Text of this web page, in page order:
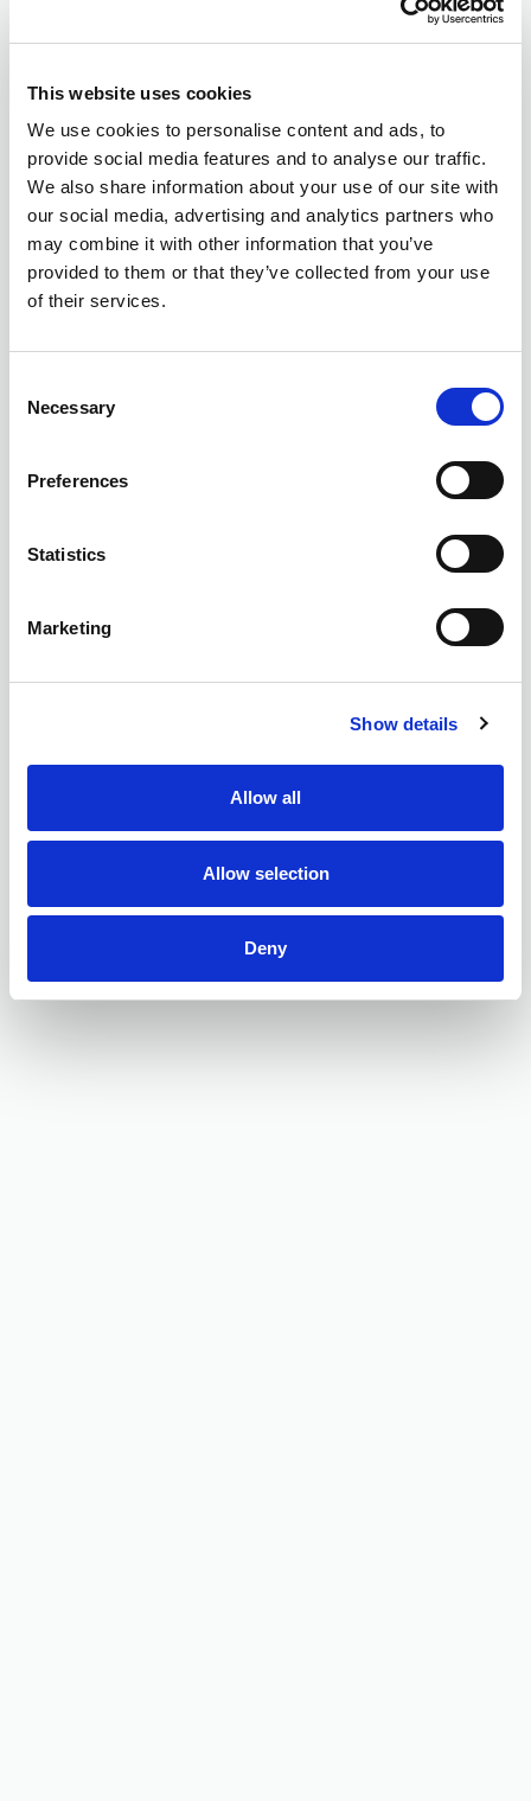
This website uses cookies
We use cookies to personalise content and ads, to
provide social media features and to analyse our traffic.
We also share information about your use of our site with
our social media, advertising and analytics partners who
may combine it with other information that you’ve
provided to them or that they’ve collected from your use
of their services.
Selection
Necessary
Preferences
Statistics
Marketing
Show details
Allow all
Allow selection
Deny
Artículos destacados